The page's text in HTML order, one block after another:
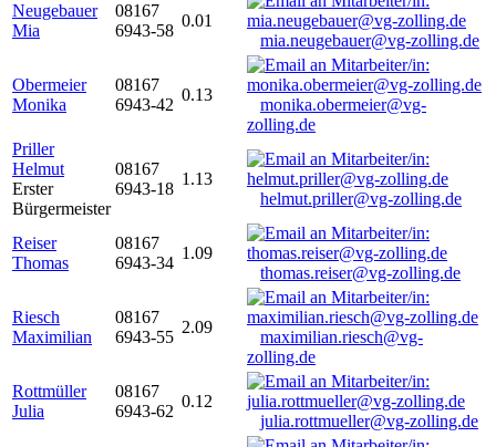
Neugebauer
Mia
08167
6943-58
0.01
mia.neugebauer@vg-zolling.de
Obermeier
Monika
08167
6943-42
0.13
monika.obermeier@vg-
zolling.de
Priller
Helmut
Erster
Bürgermeister
08167
6943-18
1.13
helmut.priller@vg-zolling.de
Reiser
Thomas
08167
6943-34
1.09
thomas.reiser@vg-zolling.de
Riesch
Maximilian
08167
6943-55
2.09
maximilian.riesch@vg-
zolling.de
Rottmüller
Julia
08167
6943-62
0.12
julia.rottmueller@vg-zolling.de